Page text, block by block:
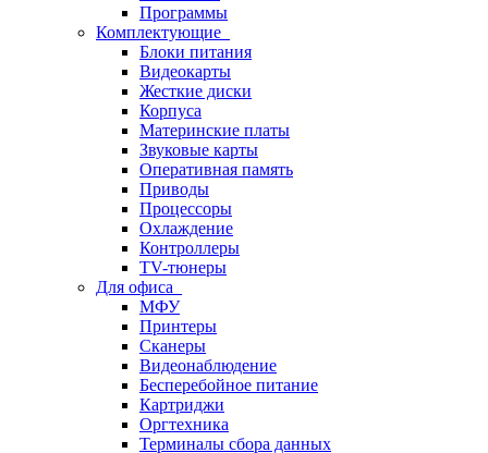
Программы
Комплектующие
Блоки питания
Видеокарты
Жесткие диски
Корпуса
Материнские платы
Звуковые карты
Оперативная память
Приводы
Процессоры
Охлаждение
Контроллеры
TV-тюнеры
Для офиса
МФУ
Принтеры
Сканеры
Видеонаблюдение
Бесперебойное питание
Картриджи
Оргтехника
Терминалы сбора данных